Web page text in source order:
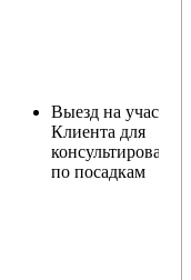
Выезд на участок
Клиента для
консультирования
по посадкам